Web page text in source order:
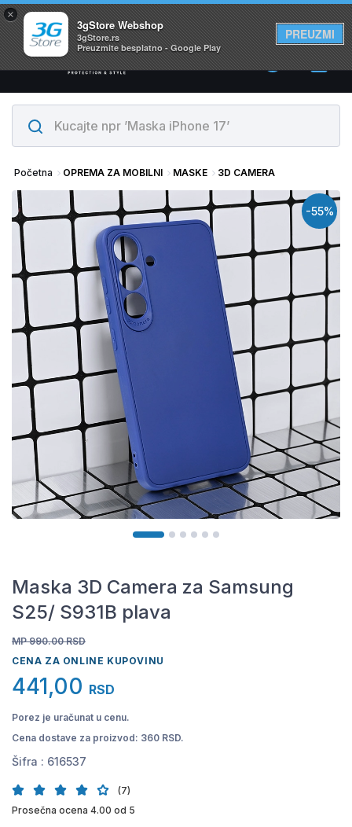
×
3gStore Webshop
3gStore.rs
Preuzmite besplatno - Google Play
PREUZMI
Svi proizvodi su na lageru. Slanje istog dana!
0
Početna OPREMA ZA MOBILNI MASKE 3D CAMERA
-55%
Maska 3D Camera za Samsung
S25/ S931B plava
MP 990.00 RSD
CENA ZA ONLINE KUPOVINU
441,00 RSD
Porez je uračunat u cenu.
Cena dostave za proizvod: 360 RSD.
Šifra : 616537
(7)
Prosečna ocena 4.00 od 5